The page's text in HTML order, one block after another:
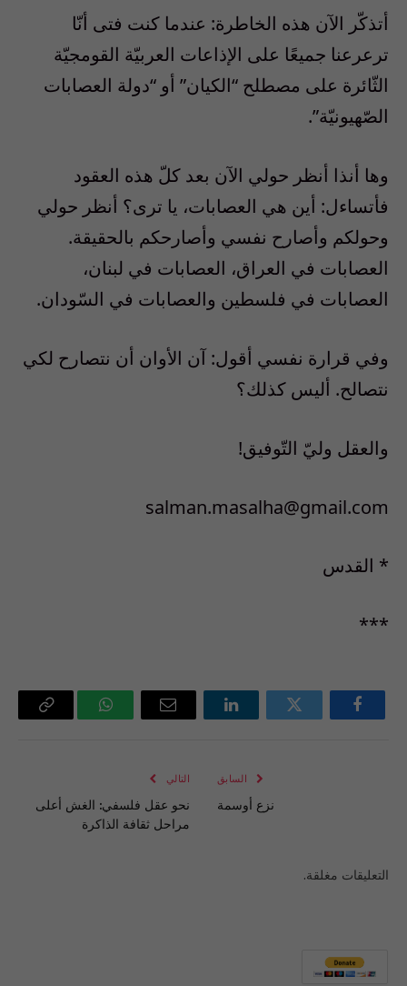
أتذكّر الآن هذه الخاطرة: عندما كنت فتى أنّا
ترعرعنا جميعًا على الإذاعات العربيّة القومجيّة
الثّائرة على مصطلح “الكيان” أو “دولة العصابات
الصّهيونيّة”.
وها أنذا أنظر حولي الآن بعد كلّ هذه العقود
فأتساءل: أين هي العصابات، يا ترى؟ أنظر حولي
وحولكم وأصارح نفسي وأصارحكم بالحقيقة.
العصابات في العراق، العصابات في لبنان،
العصابات في فلسطين والعصابات في السّودان.
وفي قرارة نفسي أقول: آن الأوان أن نتصارح لكي
نتصالح. أليس كذلك؟
والعقل وليّ التّوفيق!
salman.masalha@gmail.com
* القدس
***
فيسبوك تويتر لينكدإن
البريد
واتساب Copy
السابق
نزع أوسمة
التالي
نحو عقل فلسفي: الغش أعلى
مراحل ثقافة الذاكرة
التعليقات مغلقة.